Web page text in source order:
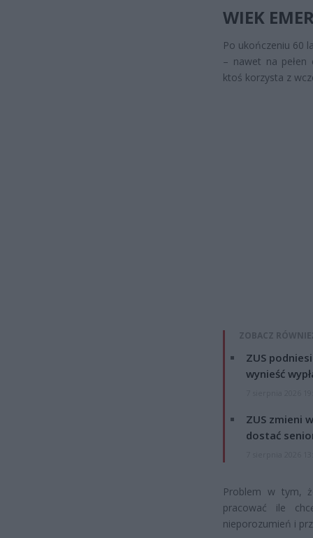
WIEK
Po ukończeniu 60
– nawet na pełen
ktoś korzysta z
ZOBACZ
ZUS
wynieść
ZUS zmieni
dostać
Problem w tym,
pracować ile
nieporozumień i